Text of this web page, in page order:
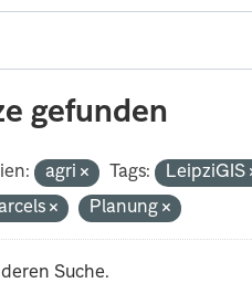
gefunden
agri Tags:
LeipziGIS
Planung
Suche.